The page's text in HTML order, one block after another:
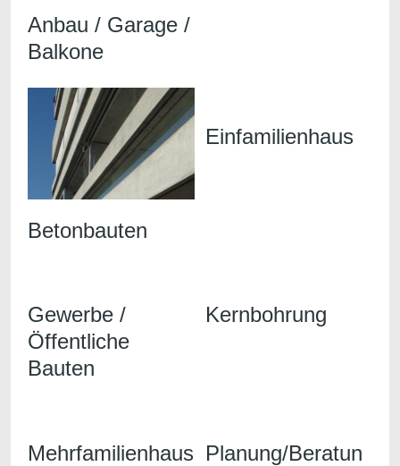
Anbau / Garage /
Balkone
Betonbauten
Einfamilienhaus
Gewerbe /
Öffentliche
Bauten
Kernbohrung
Mehrfamilienhaus Planung/Beratun